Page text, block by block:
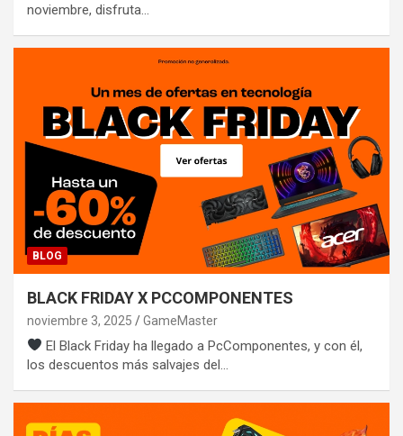
noviembre, disfruta…
BLOG
BLACK FRIDAY X PCCOMPONENTES
noviembre 3, 2025 GameMaster
El Black Friday ha llegado a PcComponentes, y con él,
los descuentos más salvajes del…